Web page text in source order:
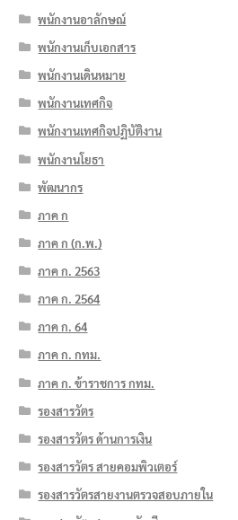
พนักงานอาลักษณ์
พนักงานเก็บเอกสาร
พนักงานเดินหมาย
พนักงานเทศกิจ
พนักงานเทศกิจปฏิบัติงาน
พนักงานโยธา
พัฒนากร
ภาค ก
ภาค ก (ก.พ.)
ภาค ก. 2563
ภาค ก. 2564
ภาค ก. 64
ภาค ก. กทม.
ภาค ก. ข้าราชการ กทม.
รองสารวัตร
รองสารวัตร ด้านการเงิน
รองสารวัตร สายคอมพิวเตอร์
รองสารวัตรสายงานตรวจสอบภายใน